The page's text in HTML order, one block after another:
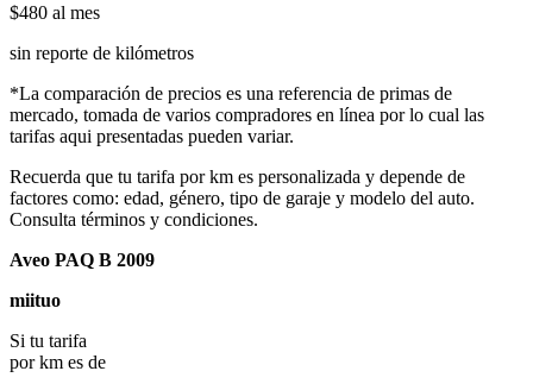
$480 al mes
sin reporte de kilómetros
*La comparación de precios es una referencia de primas de
mercado, tomada de varios compradores en línea por lo cual las
tarifas aqui presentadas pueden variar.
Recuerda que tu tarifa por km es personalizada y depende de
factores como: edad, género, tipo de garaje y modelo del auto.
Consulta términos y condiciones.
Aveo PAQ B 2009
miituo
Si tu tarifa
por km es de